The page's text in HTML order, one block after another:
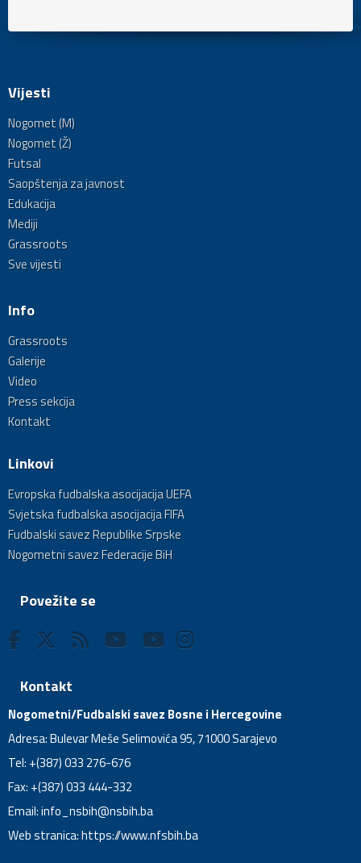
Vijesti
Nogomet (M)
Nogomet (Ž)
Futsal
Saopštenja za javnost
Edukacija
Mediji
Grassroots
Sve vijesti
Info
Grassroots
Galerije
Video
Press sekcija
Kontakt
Linkovi
Evropska fudbalska asocijacija UEFA
Svjetska fudbalska asocijacija FIFA
Fudbalski savez Republike Srpske
Nogometni savez Federacije BiH
Povežite se
Kontakt
Nogometni/Fudbalski savez Bosne i Hercegovine
Adresa: Bulevar Meše Selimovića 95, 71000 Sarajevo
Tel: +(387) 033 276-676
Fax: +(387) 033 444-332
Email:info_nsbih@nsbih.ba
Web stranica: https://www.nfsbih.ba